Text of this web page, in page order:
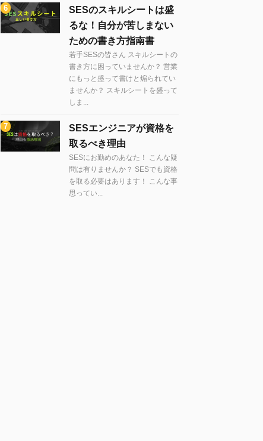
SESのスキルシートは盛
るな！自分が苦しまない
ための書き方指南書
若手SESの皆さん スキルシートの
書き方に困っていませんか？ 営業
にもっと盛って書けと煽られてい
ませんか？ スキルシートを盛って
しま...
SESエンジニアが資格を
取るべき理由
SESにお勤めのあなた！ こんな疑
問は有りませんか？ SESでも資格
を取る必要はあります！ こんな事
思ってい...